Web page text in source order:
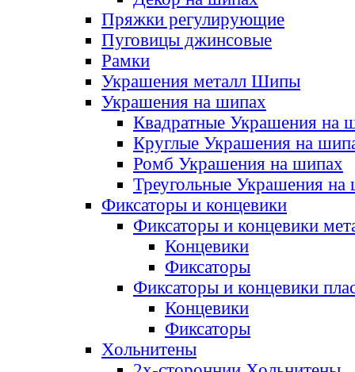
Пряжки регулирующие
Пуговицы джинсовые
Рамки
Украшения металл Шипы
Украшения на шипах
Квадратные Украшения на
Круглые Украшения на
Ромб Украшения на шипах
Треугольные Украшения на
Фиксаторы и концевики
Фиксаторы и концевики
Концевики
Фиксаторы
Фиксаторы и концевики
Концевики
Фиксаторы
Хольнитены